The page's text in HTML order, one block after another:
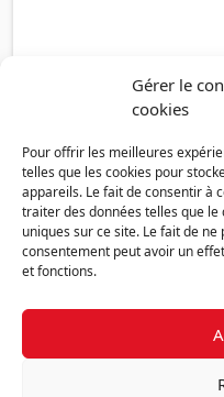
Gérer le
cookies
Pour offrir les meilleures
telles que les cookies pour
appareils. Le fait de consentir à
traiter des données telles que
uniques sur ce site. Le fait de
consentement peut avoir un
et fonctions.
Politique de